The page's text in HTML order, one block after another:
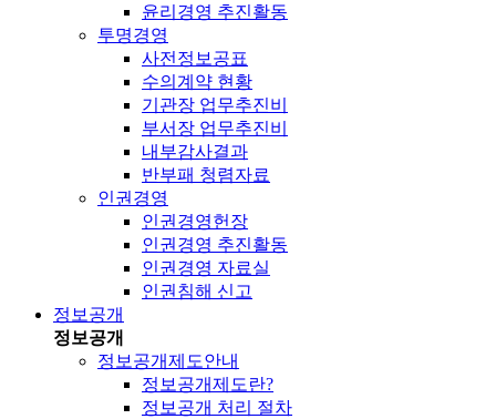
윤리경영 추진활동
투명경영
사전정보공표
수의계약 현황
기관장 업무추진비
부서장 업무추진비
내부감사결과
반부패 청렴자료
인권경영
인권경영헌장
인권경영 추진활동
인권경영 자료실
인권침해 신고
정보공개
정보공개
정보공개제도안내
정보공개제도란?
정보공개 처리 절차